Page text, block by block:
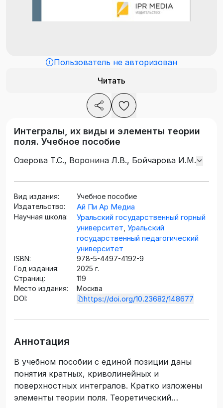
Пользователь не авторизован
Читать
Интегралы, их виды и элементы теории
поля. Учебное пособие
Озерова Т.С., Воронина Л.В., Бойчарова И.М.
Вид издания:
Учебное пособие
Издательство:
Ай Пи Ар Медиа
Научная школа:
Уральский государственный горный
университет Уральский
государственный педагогический
университет
ISBN:
978-5-4497-4192-9
Год издания:
2025 г.
Страниц:
119
Место издания:
Москва
DOI:
https://doi.org/10.23682/148677
Аннотация
В учебном пособии с единой позиции даны
понятия кратных, криволинейных и
поверхностных интегралов. Кратко изложены
элементы теории поля. Теоретический